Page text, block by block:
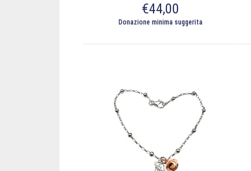
€44,00
Donazione minima suggerita